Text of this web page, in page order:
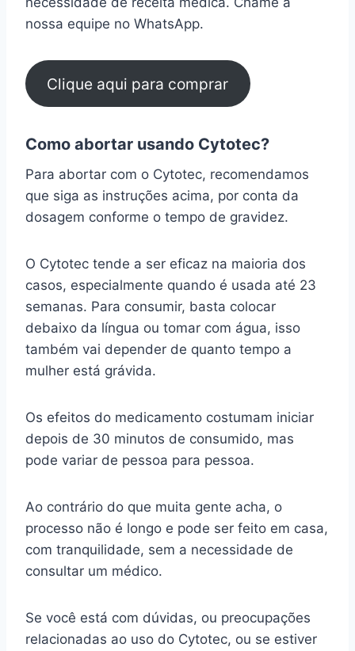
nossa equipe no WhatsApp.
Clique aqui para comprar
Como abortar usando Cytotec?
Para abortar com o Cytotec, recomendamos
que siga as instruções acima, por conta da
dosagem conforme o tempo de gravidez.
O Cytotec tende a ser eficaz na maioria dos
casos, especialmente quando é usada até 23
semanas. Para consumir, basta colocar
debaixo da língua ou tomar com água, isso
também vai depender de quanto tempo a
mulher está grávida.
Os efeitos do medicamento costumam iniciar
depois de 30 minutos de consumido, mas
pode variar de pessoa para pessoa.
Ao contrário do que muita gente acha, o
processo não é longo e pode ser feito em casa,
com tranquilidade, sem a necessidade de
consultar um médico.
Se você está com dúvidas, ou preocupações
relacionadas ao uso do Cytotec, ou se estiver